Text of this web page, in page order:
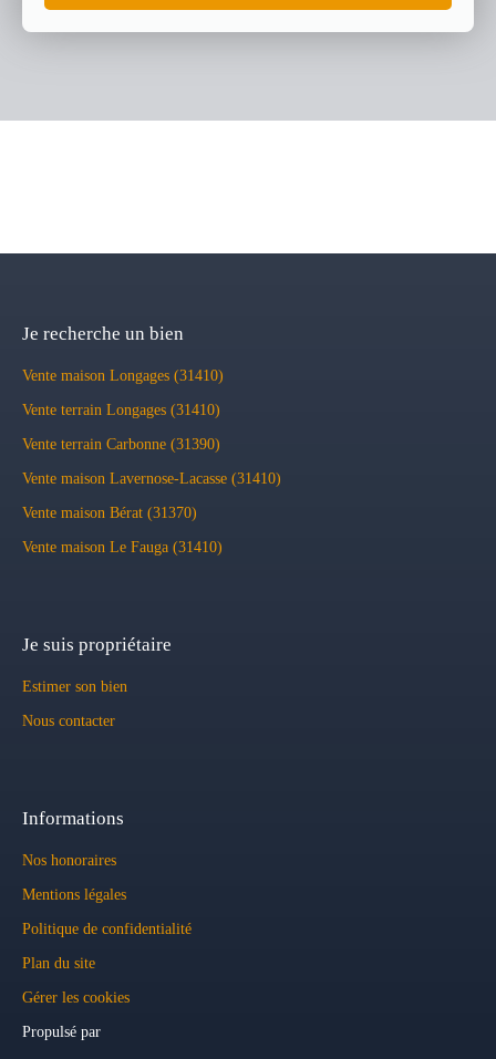
Je recherche un bien
Vente maison Longages (31410)
Vente terrain Longages (31410)
Vente terrain Carbonne (31390)
Vente maison Lavernose-Lacasse (31410)
Vente maison Bérat (31370)
Vente maison Le Fauga (31410)
Je suis propriétaire
Estimer son bien
Nous contacter
Informations
Nos honoraires
Mentions légales
Politique de confidentialité
Plan du site
Gérer les cookies
Propulsé par